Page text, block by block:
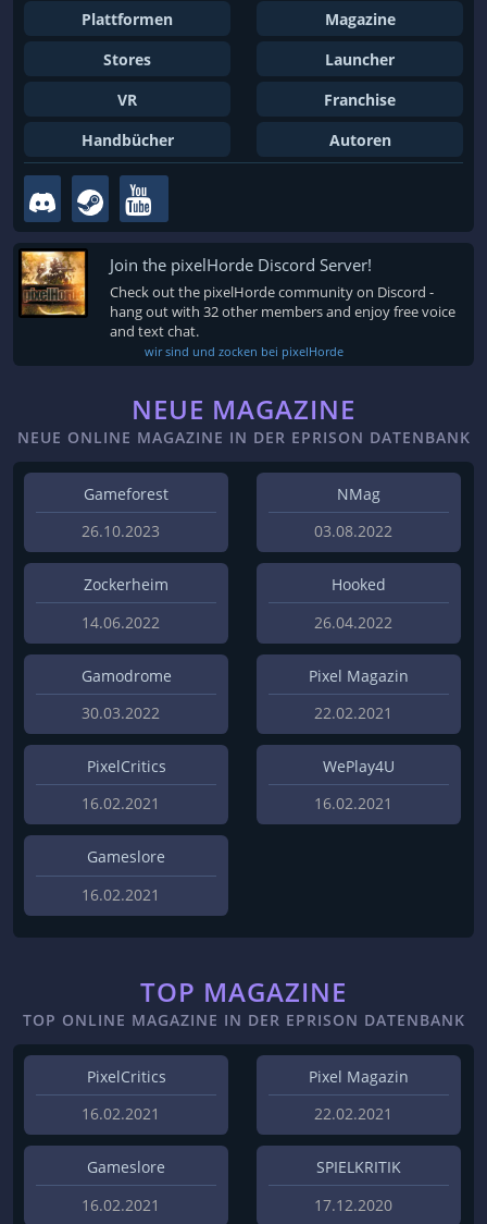
Plattformen
Magazine
Stores
Launcher
VR
Franchise
Handbücher
Autoren
Join the pixelHorde Discord Server!
Check out the pixelHorde community on Discord -
hang out with 32 other members and enjoy free voice
and text chat.
wir sind und zocken bei pixelHorde
NEUE MAGAZINE
NEUE ONLINE MAGAZINE IN DER EPRISON DATENBANK
Gameforest
26.10.2023
NMag
03.08.2022
Zockerheim
14.06.2022
Hooked
26.04.2022
Gamodrome
30.03.2022
Pixel Magazin
22.02.2021
PixelCritics
16.02.2021
WePlay4U
16.02.2021
Gameslore
16.02.2021
TOP MAGAZINE
TOP ONLINE MAGAZINE IN DER EPRISON DATENBANK
PixelCritics
16.02.2021
Pixel Magazin
22.02.2021
Gameslore
16.02.2021
SPIELKRITIK
17.12.2020